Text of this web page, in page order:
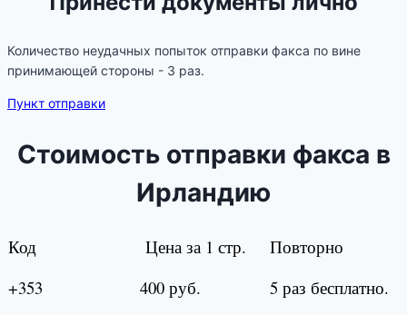
Количество неудачных попыток отправки факса по вине
принимающей стороны - 3 раз.
Пункт отправки
Стоимость отправки факса в
Ирландию
Код Цена за 1 стр.
Повторно
+353
400 руб.
5 раз бесплатно.